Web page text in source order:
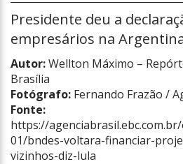
Presidente deu a
empresários na
Autor:Wellton Máximo –
Brasília
Fotógrafo: Fernando Frazão /
Fonte:
https://
01/bndes-voltara-financiar-
vizinhos-diz-lula